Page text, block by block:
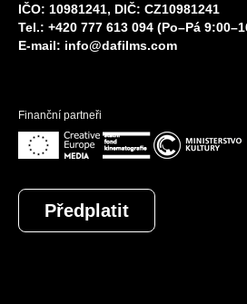
IČO: 10981241, DIČ: CZ10981241
Tel.: +420 777 613 094 (Po–Pá
E-mail: info@dafilms.com
Finanční partneři
Předplatit